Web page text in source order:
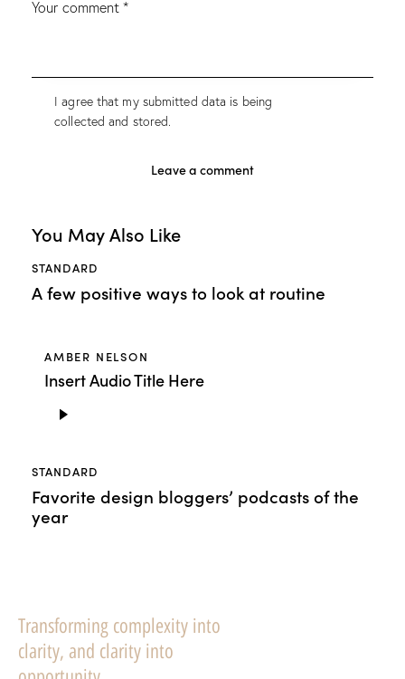
I agree that my submitted data is being
collected and stored.
You May Also Like
STANDARD
A few positive ways to look at routine
AMBER NELSON
Insert Audio Title Here
Player
STANDARD
Favorite design bloggers’ podcasts of the
year
Transforming complexity into
clarity, and clarity into